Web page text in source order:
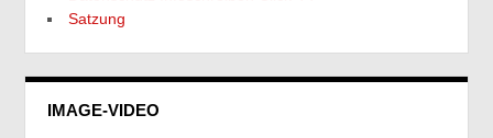
Satzung
IMAGE-VIDEO